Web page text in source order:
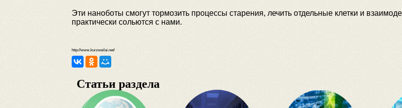
Эти наноботы смогут тормозить процессы старения, лечить отдельные клетки и
практически сольются с нами.
http://www.kurzweilai.net/
Статьи раздела